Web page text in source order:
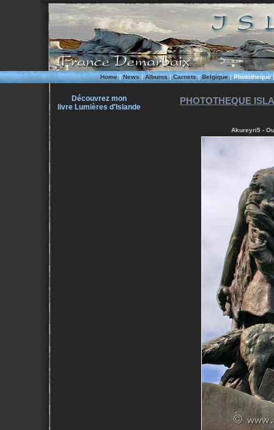
Home|News|Albums|Carnets|Belgique|Phototheque
Découvrez mon
livre Lumières d'Islande
PHOTOTHEQUE
Akureyri5 -